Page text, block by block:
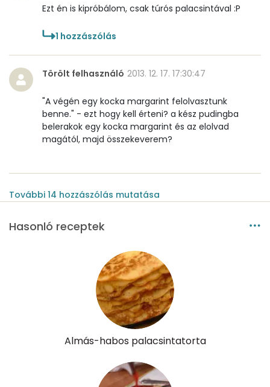
Ezt én is kipróbálom, csak túrós palacsintával :P
1 hozzászólás
Törölt felhasználó 2013. 12. 17. 17:30:47
"A végén egy kocka margarint felolvasztunk
benne." - ezt hogy kell érteni? a kész pudingba
belerakok egy kocka margarint és az elolvad
magától, majd összekeverem?
További 14 hozzászólás mutatása
Hasonló receptek
Almás-habos palacsintatorta